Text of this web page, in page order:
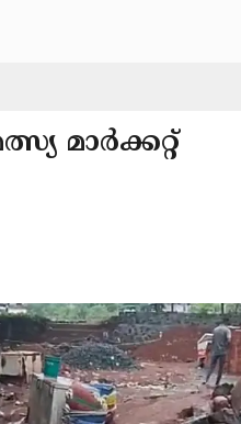
മാർക്കറ്റ്